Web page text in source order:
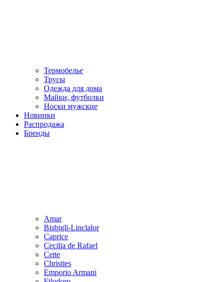
Термобелье
Трусы
Одежда для дома
Майки, футболки
Носки мужские
Новинки
Распродажа
Бренды
Amar
Bisbigli-Linclalor
Caprice
Cecilia de Rafael
Cette
Christies
Emporio Armani